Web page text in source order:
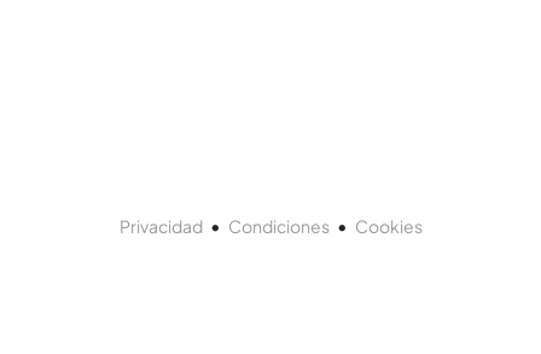
Privacidad• Condiciones• Cookies